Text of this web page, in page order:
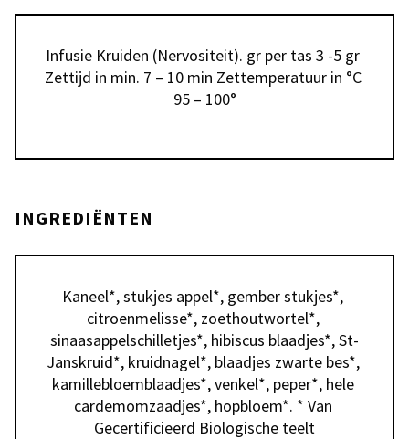
Infusie Kruiden (Nervositeit). gr per tas 3 -5 gr
Zettijd in min. 7 – 10 min Zettemperatuur in °C
95 – 100°
INGREDIËNTEN
Kaneel*, stukjes appel*, gember stukjes*,
citroenmelisse*, zoethoutwortel*,
sinaasappelschilletjes*, hibiscus blaadjes*, St-
Janskruid*, kruidnagel*, blaadjes zwarte bes*,
kamillebloemblaadjes*, venkel*, peper*, hele
cardemomzaadjes*, hopbloem*. * Van
Gecertificieerd Biologische teelt